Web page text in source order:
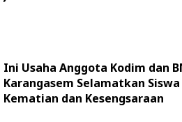
Ini Usaha Anggota Kodim dan
Karangasem Selamatkan Siswa
Kematian dan Kesengsaraan